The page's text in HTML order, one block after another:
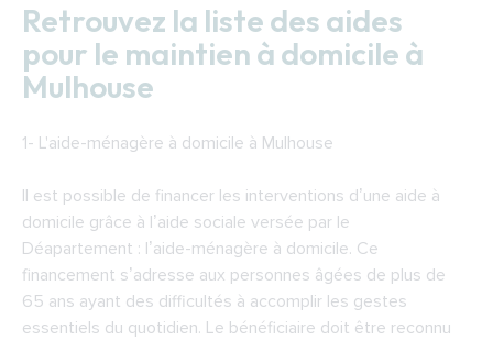
domicile à Mulhouse
Trouver rapidement une aide à domicile à
Mulhouse
Retrouvez la liste des aides
pour le maintien à domicile à
Mulhouse
1- L'aide-ménagère à domicile à Mulhouse
Il est possible de financer les interventions d’une aide à
domicile grâce à l’aide sociale versée par le
Déapartement : l’aide-ménagère à domicile. Ce
financement s’adresse aux personnes âgées de plus de
65 ans ayant des difficultés à accomplir les gestes
essentiels du quotidien. Le bénéficiaire doit être reconnu